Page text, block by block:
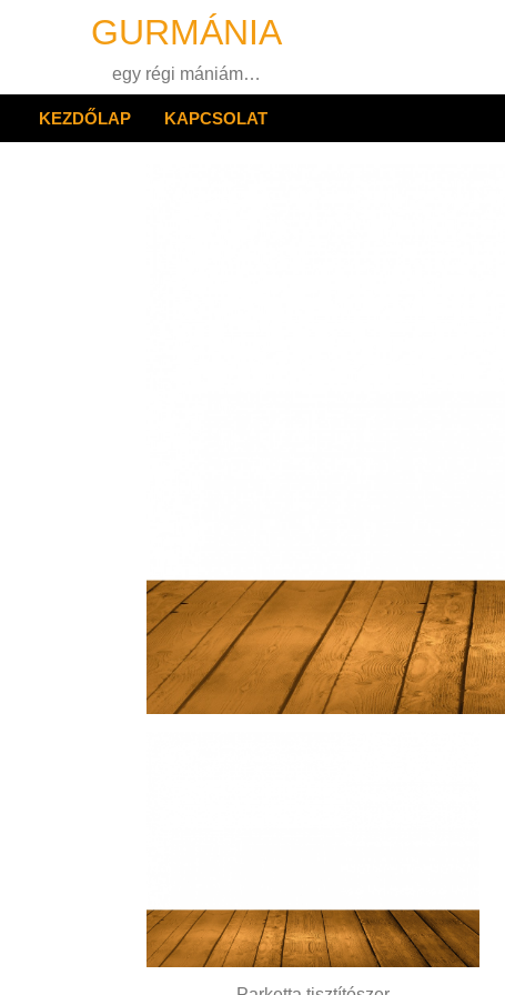
GURMÁNIA
egy régi mániám…
KEZDŐLAP KAPCSOLAT